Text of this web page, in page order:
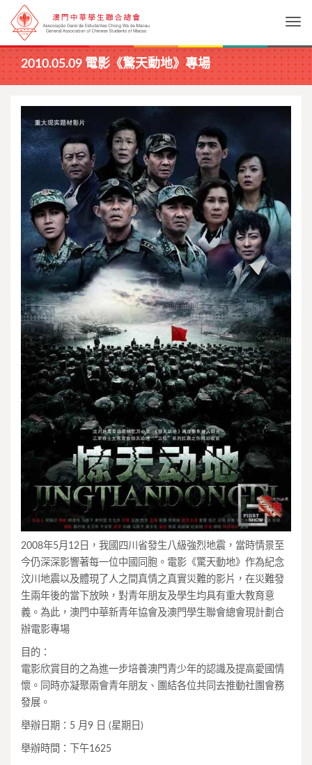
2010.05.09 電影《驚天動地》專場
2008年5月12日，我國四川省發生八級強烈地震，當時情景至
今仍深深影響著每一位中國同胞。電影《驚天動地》作為紀念
汶川地震以及體現了人之間真情之真實災難的影片，在災難發
生兩年後的當下放映，對青年朋友及學生均具有重大教育意
義。為此，澳門中華新青年協會及澳門學生聯會總會現計劃合
辦電影專場
目的：
電影欣賞目的之為進一步培養澳門青少年的認識及提高愛國情
懷。同時亦凝聚兩會青年朋友、團結各位共同去推動社團會務
發展。
舉辦日期：5 月9 日 (星期日)
舉辦時間：下午1625